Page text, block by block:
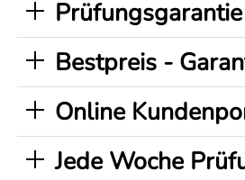
Prüfungsgarantie
Bestpreis -
Online
Jede Woche